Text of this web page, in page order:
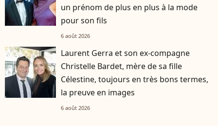
un prénom de plus en plus à la mode
pour son fils
6 août 2026
Laurent Gerra et son ex-compagne
Christelle Bardet, mère de sa fille
Célestine, toujours en très bons termes,
la preuve en images
6 août 2026